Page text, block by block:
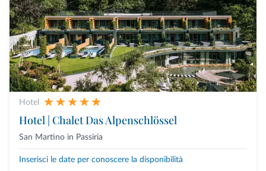
Hotel
Hotel | Chalet Das Alpenschlössel
San Martino in Passiria
Inserisci le date per conoscere la disponibilità